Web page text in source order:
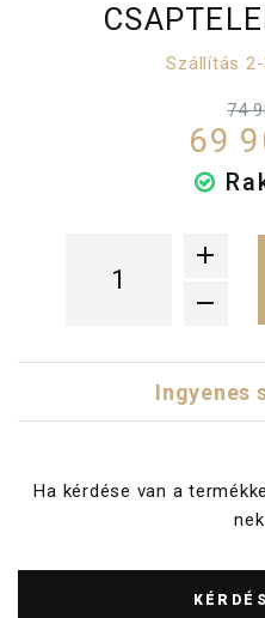
Szállítás
74
69
Ingyenes
Ha kérdése van a